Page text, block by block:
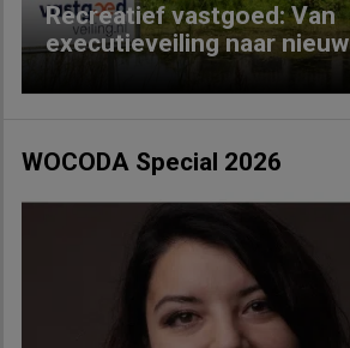
Recreatief vastgoed: Van
executieveiling naar
WOCODA Special 2026